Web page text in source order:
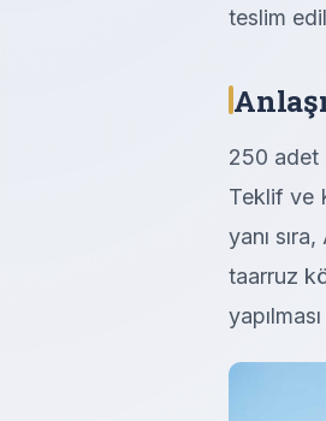
teslim
250 adet
Teklif ve
yanı
taarruz